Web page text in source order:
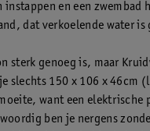
en een
dat verkoelende water
sterk genoeg is, maar
slechts 150 x 106 x
want een elektrische
ben je nergens